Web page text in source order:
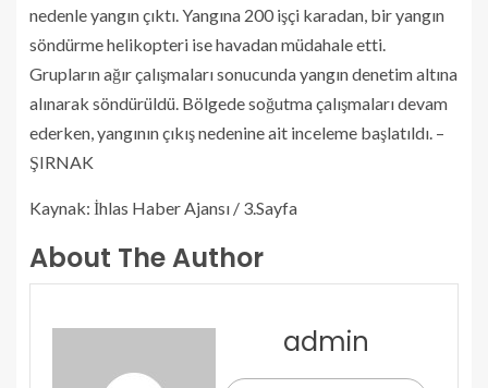
nedenle yangın çıktı. Yangına 200 işçi karadan, bir yangın
söndürme helikopteri ise havadan müdahale etti.
Grupların ağır çalışmaları sonucunda yangın denetim altına
alınarak söndürüldü. Bölgede soğutma çalışmaları devam
ederken, yangının çıkış nedenine ait inceleme başlatıldı. –
ŞIRNAK
Kaynak: İhlas Haber Ajansı / 3.Sayfa
About The Author
admin